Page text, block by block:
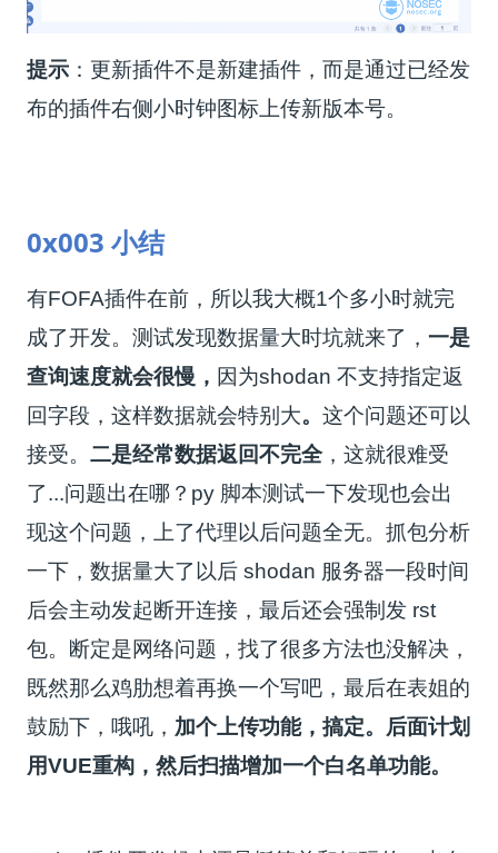
提示 ：更新插件不是新建插件，而是通过已经发
布的插件右侧小时钟图标上传新版本号。
0x003 小结
有FOFA插件在前，所以我大概1个多小时就完
成了开发。测试发现数据量大时坑就来了，一是
查询速度就会很慢 ， 因为shodan 不支持指定返
回字段，这样数据就会特别大。这个问题还可以
接受。二是经常数据返回不完全，这就很难受
了...问题出在哪？py 脚本测试一下发现也会出
现这个问题，上了代理以后问题全无。抓包分析
一下，数据量大了以后 shodan 服务器一段时间
后会主动发起断开连接，最后还会强制发 rst
包。断定是网络问题，找了很多方法也没解决，
既然那么鸡肋想着再换一个写吧，最后在表姐的
鼓励下，哦吼， 加个上传功能，搞定。 后面计划
用VUE重构，然后扫描增加一个白名单功能。